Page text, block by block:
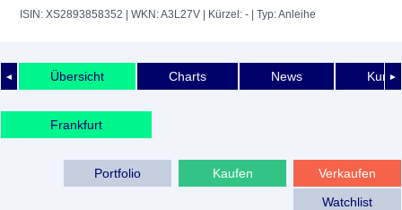
ISIN: XS2893858352 | WKN: A3L27V | Kürzel: - | Typ: Anleihe
◄ ►
Übersicht Charts News
Frankfurt
Verkaufen
Kaufen
Portfolio
Watchlist